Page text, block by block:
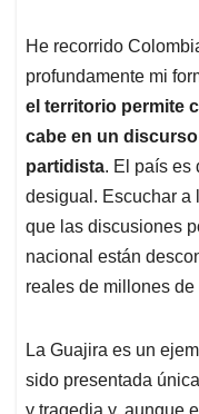
He recorrido
profundamente mi
el territorio permite
cabe en un
partidista. El país es
desigual. Escuchar a
que las discusiones
nacional están
reales de millones
La Guajira es un
sido presentada